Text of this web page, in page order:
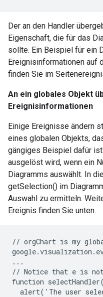
Der an den Handler
Eigenschaft, die für das
sollte. Ein Beispiel für ein
Ereignisinformationen auf
finden Sie im
An ein globales Objekt
Ereignisinformationen
Einige Ereignisse ändern
eines globalen Objekts,
gängiges Beispiel dafür
ausgelöst wird, wenn ein
Diagramms auswählt. In
getSelection() im
Auswahl zu ermitteln.
Ereignis finden Sie unten.
// orgChart is my
...
// Notice that e is not
function
alert('The user